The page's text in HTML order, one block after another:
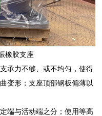
橡胶支座
承力不够、或不均匀，使得
变形；支座顶部钢板偏薄以
端与活动端之分；使用等高